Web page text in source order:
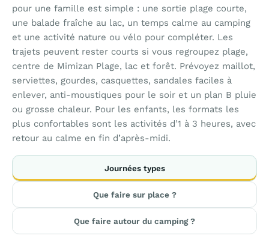
pour une famille est simple : une sortie plage courte,
une balade fraîche au lac, un temps calme au camping
et une activité nature ou vélo pour compléter. Les
trajets peuvent rester courts si vous regroupez plage,
centre de Mimizan Plage, lac et forêt. Prévoyez maillot,
serviettes, gourdes, casquettes, sandales faciles à
enlever, anti-moustiques pour le soir et un plan B pluie
ou grosse chaleur. Pour les enfants, les formats les
plus confortables sont les activités d’1 à 3 heures, avec
retour au calme en fin d’après-midi.
Journées types
Que faire sur place ?
Que faire autour du camping ?